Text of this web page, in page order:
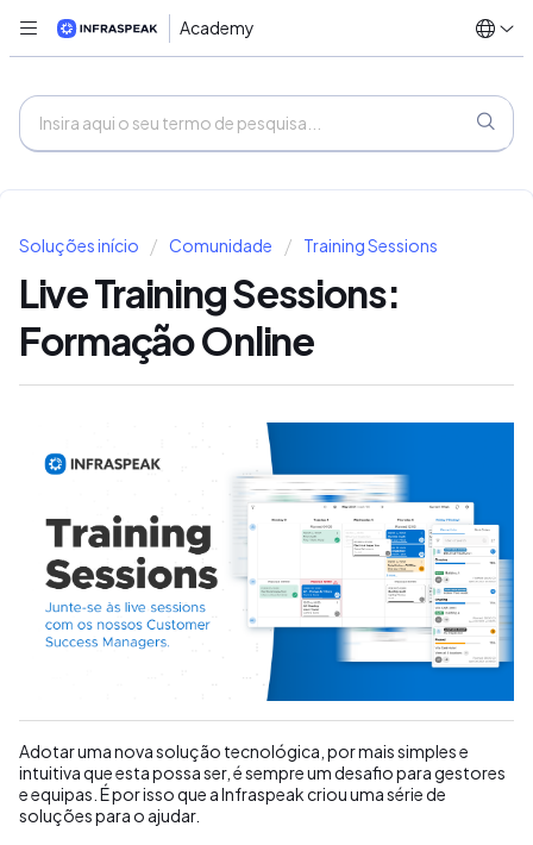
Academy
Soluções início Comunidade Training Sessions
Live Training Sessions:
Formação Online
Adotar uma nova solução tecnológica, por mais simples e
intuitiva que esta possa ser, é sempre um desafio para gestores
e equipas. É por isso que a Infraspeak criou uma série de
soluções para o ajudar.